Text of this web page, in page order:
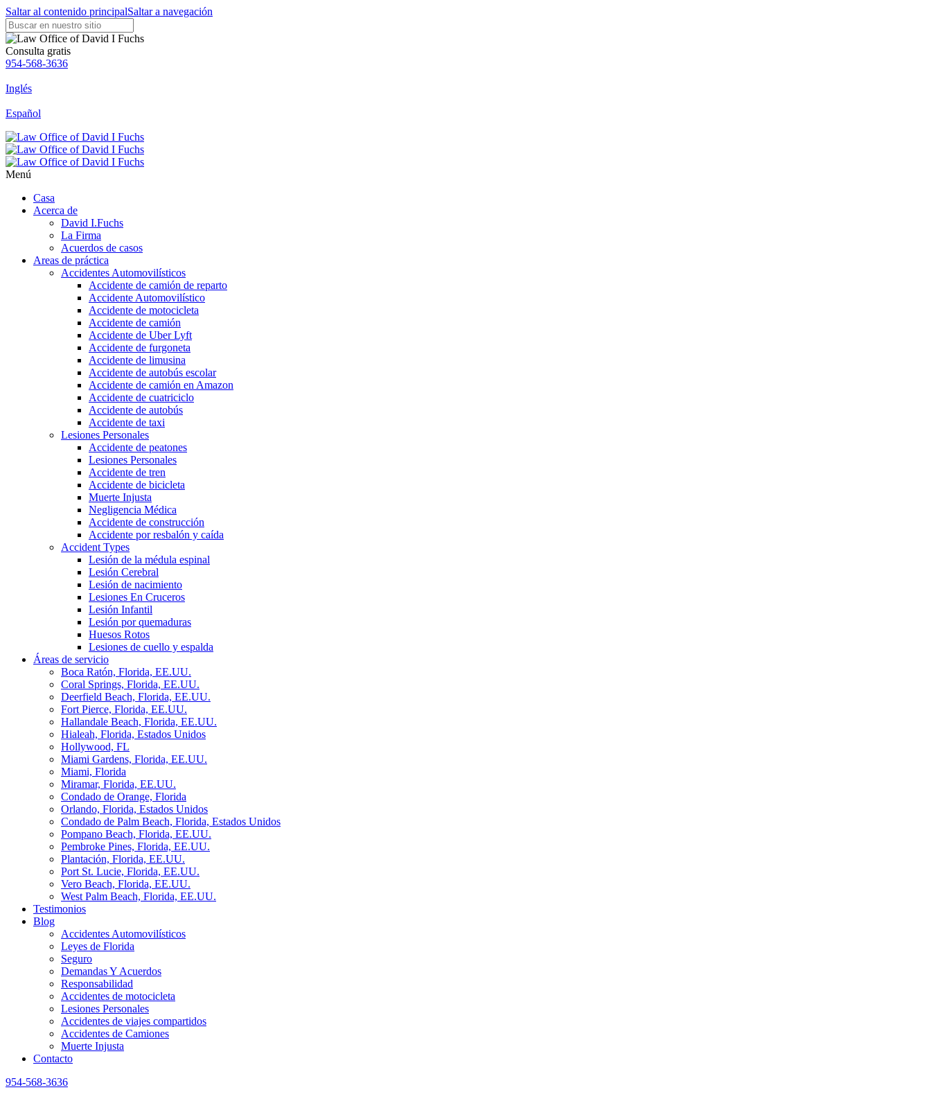
Saltar al contenido principalSaltar a navegación
Consulta gratis
954-568-3636
Inglés
Español
Menú
Casa
Acerca de
David I.Fuchs
La Firma
Acuerdos de casos
Areas de práctica
Accidentes Automovilísticos
Accidente de camión de reparto
Accidente Automovilístico
Accidente de motocicleta
Accidente de camión
Accidente de Uber Lyft
Accidente de furgoneta
Accidente de limusina
Accidente de autobús escolar
Accidente de camión en Amazon
Accidente de cuatriciclo
Accidente de autobús
Accidente de taxi
Lesiones Personales
Accidente de peatones
Lesiones Personales
Accidente de tren
Accidente de bicicleta
Muerte Injusta
Negligencia Médica
Accidente de construcción
Accidente por resbalón y caída
Accident Types
Lesión de la médula espinal
Lesión Cerebral
Lesión de nacimiento
Lesiones En Cruceros
Lesión Infantil
Lesión por quemaduras
Huesos Rotos
Lesiones de cuello y espalda
Áreas de servicio
Boca Ratón, Florida, EE.UU.
Coral Springs, Florida, EE.UU.
Deerfield Beach, Florida, EE.UU.
Fort Pierce, Florida, EE.UU.
Hallandale Beach, Florida, EE.UU.
Hialeah, Florida, Estados Unidos
Hollywood, FL
Miami Gardens, Florida, EE.UU.
Miami, Florida
Miramar, Florida, EE.UU.
Condado de Orange, Florida
Orlando, Florida, Estados Unidos
Condado de Palm Beach, Florida, Estados Unidos
Pompano Beach, Florida, EE.UU.
Pembroke Pines, Florida, EE.UU.
Plantación, Florida, EE.UU.
Port St. Lucie, Florida, EE.UU.
Vero Beach, Florida, EE.UU.
West Palm Beach, Florida, EE.UU.
Testimonios
Blog
Accidentes Automovilísticos
Leyes de Florida
Seguro
Demandas Y Acuerdos
Responsabilidad
Accidentes de motocicleta
Lesiones Personales
Accidentes de viajes compartidos
Accidentes de Camiones
Muerte Injusta
Contacto
954-568-3636